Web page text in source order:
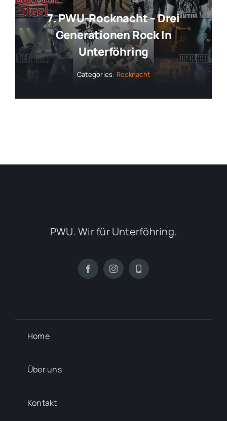
7. PWU-Rocknacht – Drei
Generationen Rock In
Unterföhring
Categories: Rocknacht
PWU. Wir für Unterföhring.
Home
Über uns
Kontakt